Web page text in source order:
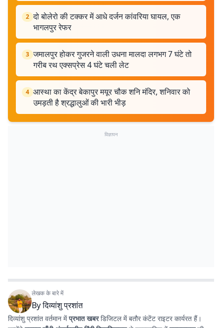
2 दो बोलेरो की टक्कर में आधे दर्जन कांवरिया घायल, एक
भागलपुर रेफर
3 जमालपुर होकर गुजरने वाली उधना मालदा लगभग 7 घंटे तो
गरीब रथ एक्सप्रेस 4 घंटे चली लेट
4 आस्था का केंद्र बेकापुर मयूर चौक शनि मंदिर, शनिवार को
उमड़ती है श्रद्धालुओं की भारी भीड़
विज्ञापन
लेखक के बारे में
Byदिव्यांशु प्रशांत
दिव्यांशु प्रशांत वर्तमान मेंप्रभात खबरडिजिटल में बतौर कंटेंट राइटर कार्यरत हैं।